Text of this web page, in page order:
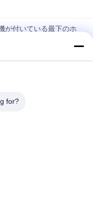
が付いている最下のホ
て下さい
械F/Eフルート波形箱の
for?